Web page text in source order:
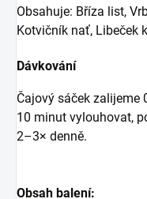
Obsahuje: Bříza list,
Kotvičník nať, Libeček
Dávkování
Čajový sáček zalijeme
10 minut vylouhovat,
2–3× denně.
Obsah balení: